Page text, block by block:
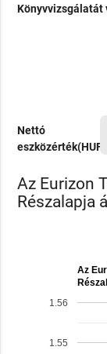
Könyvvizsgálatát
Nettó
eszközérték(HUF)
Az Eurizon
Részalapja
Az
1.55
1.56